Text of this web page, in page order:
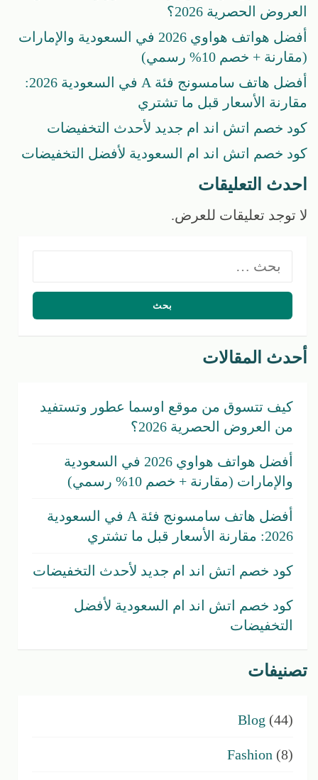
العروض الحصرية 2026؟
أفضل هواتف هواوي 2026 في السعودية والإمارات
(مقارنة + خصم 10% رسمي)
أفضل هاتف سامسونج فئة A في السعودية 2026:
مقارنة الأسعار قبل ما تشتري
كود خصم اتش اند ام جديد لأحدث التخفيضات
كود خصم اتش اند ام السعودية لأفضل التخفيضات
احدث التعليقات
لا توجد تعليقات للعرض.
أحدث المقالات
كيف تتسوق من موقع اوسما عطور وتستفيد
من العروض الحصرية 2026؟
أفضل هواتف هواوي 2026 في السعودية
والإمارات (مقارنة + خصم 10% رسمي)
أفضل هاتف سامسونج فئة A في السعودية
2026: مقارنة الأسعار قبل ما تشتري
كود خصم اتش اند ام جديد لأحدث التخفيضات
كود خصم اتش اند ام السعودية لأفضل
التخفيضات
تصنيفات
Blog (44)
Fashion (8)